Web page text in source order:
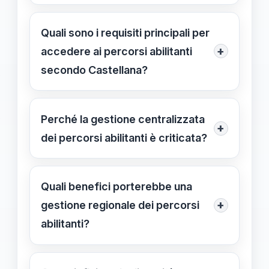
Castellana suggerisce di affidare la
gestione dei posti agli Uffici
Scolastici Regionali per favorire una
distribuzione più equa e rispondente
Quali sono i requisiti principali per
accedere ai percorsi abilitanti
secondo Castellana?
+
È richiesta una laurea pertinente alla
classe di concorso, l’abilitazione
all’insegnamento e, in alcuni casi,
scolastico.
Perché la gestione centralizzata
dei percorsi abilitanti è criticata?
+
Perché crea disparità di
assegnazione posti, favorisce
favoritismi e limita l’equità di accesso,
come denunciato da Castellana e da
Quali benefici porterebbe una
gestione regionale dei percorsi
abilitanti?
+
Una gestione regionale favorirebbe